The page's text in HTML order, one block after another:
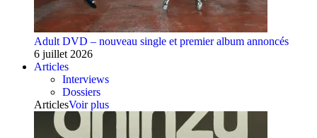
Adult DVD – nouveau single et premier album annoncés
6 juillet 2026
Articles
Interviews
Dossiers
ArticlesVoir plus